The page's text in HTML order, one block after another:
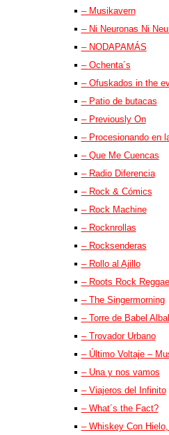
– Musikavern
– Ni Neuronas Ni
– NODAPAMÁS
– Ochenta´s
– Ofuskados in the
– Patio de butacas
– Previously On
– Procesionando en
– Que Me Cuencas
– Radio Diferencia
– Rock & Cómics
– Rock Machine
– Rocknrollas
– Rocksenderas
– Rollo al Ajillo
– Roots Rock Reggae
– The Singermorning
– Torre de Babel Albal
– Trovador Urbano
– Último Voltaje –
– Una y nos vamos
– Viajeros del Infinito
– What´s the Fact?
– Whiskey Con